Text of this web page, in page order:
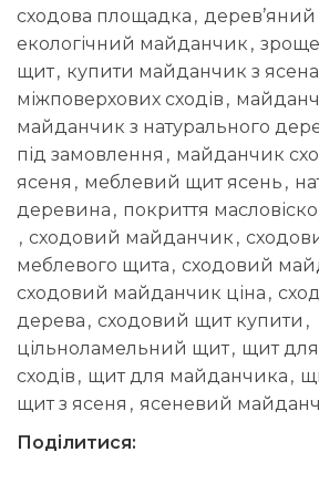
сходова площадка ,
екологічний майданчик ,
щит, купити майданчик з ясена
міжповерхових сходів ,
майданчик з натурального
під замовлення , майданчик
ясеня , меблевий щит ясень ,
деревина , покриття
, сходовий майданчик ,
меблевого щита , сходовий
сходовий майданчик ціна ,
дерева , сходовий щит купити ,
цільноламельний щит, щит для
сходів , щит для майданчика ,
щит з ясеня , ясеневий
Поділитися: